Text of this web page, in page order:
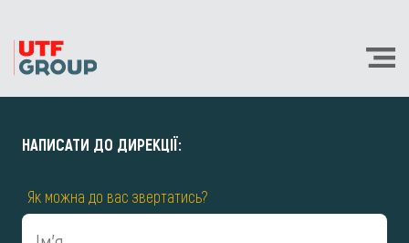
НАПИСАТИ ДО ДИРЕКЦІЇ:
Як можна до вас звертатись?